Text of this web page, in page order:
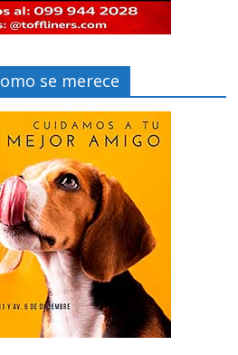
se merece